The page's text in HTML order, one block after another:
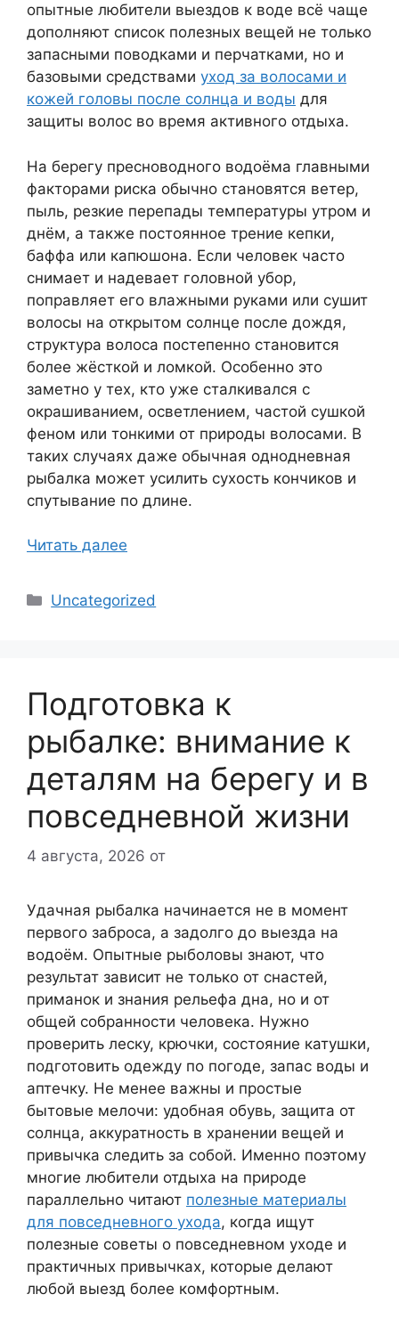
опытные любители выездов к воде всё чаще
дополняют список полезных вещей не только
запасными поводками и перчатками, но и
базовыми средствами уход за волосами и
кожей головы после солнца и воды для
защиты волос во время активного отдыха.
На берегу пресноводного водоёма главными
факторами риска обычно становятся ветер,
пыль, резкие перепады температуры утром и
днём, а также постоянное трение кепки,
баффа или капюшона. Если человек часто
снимает и надевает головной убор,
поправляет его влажными руками или сушит
волосы на открытом солнце после дождя,
структура волоса постепенно становится
более жёсткой и ломкой. Особенно это
заметно у тех, кто уже сталкивался с
окрашиванием, осветлением, частой сушкой
феном или тонкими от природы волосами. В
таких случаях даже обычная однодневная
рыбалка может усилить сухость кончиков и
спутывание по длине.
Читать далее
Рубрики
Uncategorized
Подготовка к
рыбалке: внимание к
деталям на берегу и в
повседневной жизни
4 августа, 2026 от
Удачная рыбалка начинается не в момент
первого заброса, а задолго до выезда на
водоём. Опытные рыболовы знают, что
результат зависит не только от снастей,
приманок и знания рельефа дна, но и от
общей собранности человека. Нужно
проверить леску, крючки, состояние катушки,
подготовить одежду по погоде, запас воды и
аптечку. Не менее важны и простые
бытовые мелочи: удобная обувь, защита от
солнца, аккуратность в хранении вещей и
привычка следить за собой. Именно поэтому
многие любители отдыха на природе
параллельно читают полезные материалы
для повседневного ухода, когда ищут
полезные советы о повседневном уходе и
практичных привычках, которые делают
любой выезд более комфортным.